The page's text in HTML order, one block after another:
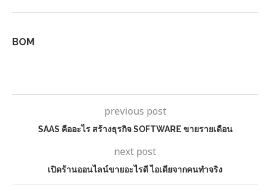
BOM
previous post
SAAS คืออะไร สร้างธุรกิจ SOFTWARE ขายรายเดือน
next post
เปิดร้านออนไลน์ขายอะไรดี ไอเดียจากคนทำจริง